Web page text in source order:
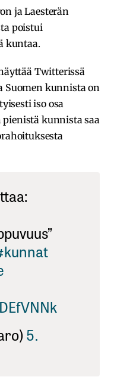
ja Laesterän
poistui
kuntaa.
Twitterissä
Suomen kunnista on
iso osa
pienistä kunnista saa
5.